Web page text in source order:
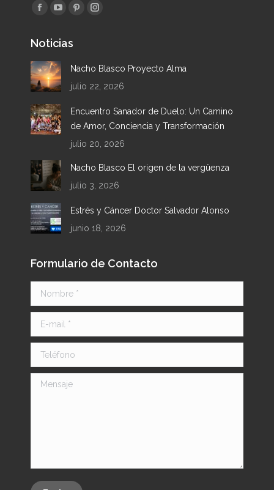
Encuéntranos en:
Facebook
opens
in
new
window
YouTube
opens
in
new
window
Pinterest
window
Instagram
window
Noticias
Nacho Blasco Proyecto Alma
julio 22, 2026
Encuentro Sanador de Duelo: Un Camino
de Amor, Conciencia y Transformación
julio 20, 2026
Nacho Blasco El origen de la vergüenza
julio 3, 2026
Estrés y Cáncer Doctor Salvador Alonso
junio 18, 2026
Formulario de Contacto
Nombre *
E-mail *
Teléfono
Mensaje